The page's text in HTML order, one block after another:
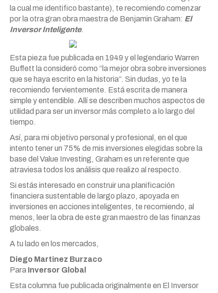
la cual me identifico bastante), te recomiendo comenzar
por la otra gran obra maestra de Benjamin Graham: El
Inversor Inteligente.
Esta pieza fue publicada en 1949 y el legendario Warren
Buffett la consideró como “la mejor obra sobre inversiones
que se haya escrito en la historia”. Sin dudas, yo te la
recomiendo fervientemente. Está escrita de manera
simple y entendible. Allí se describen muchos aspectos de
utilidad para ser un inversor más completo a lo largo del
tiempo.
Así, para mi objetivo personal y profesional, en el que
intento tener un 75% de mis inversiones elegidas sobre la
base del Value Investing, Graham es un referente que
atraviesa todos los análisis que realizo al respecto.
Si estás interesado en construir una planificación
financiera sustentable de largo plazo, apoyada en
inversiones en acciones inteligentes, te recomiendo, al
menos, leer la obra de este gran maestro de las finanzas
globales.
A tu lado en los mercados,
Diego Martinez Burzaco
Para Inversor Global
Esta columna fue publicada originalmente en El Inversor